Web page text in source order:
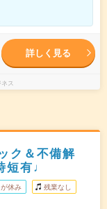
詳しく見る
ス
ク＆不備解
短有♩
休み 残業なし